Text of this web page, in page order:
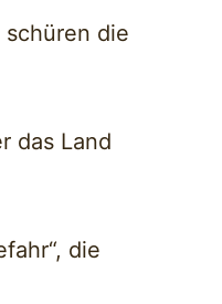
schüren die
das Land
die